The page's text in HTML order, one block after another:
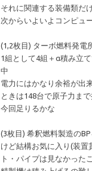
それに関連する装備類だ
次からいよいよコンピュ
(1,2枚目) ターボ燃料発電
1組として4組＋α積み立
中
電力にはかなり余裕が出
ときは148台で原子力ま
今回足りるかな
(3枚目) 希釈燃料製造の
けど結構お気に入り(装置
ト・パイプは見なかっ